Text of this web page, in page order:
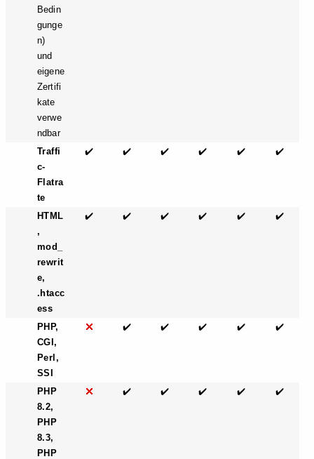
Bedin
gunge
n)
und
eigene
Zertifi
kate
verwe
ndbar
Traffi
c-
Flatra
te
✔️ ✔️ ✔️ ✔️ ✔️ ✔️
HTML
,
mod_
rewrit
e,
.htacc
ess
✔️ ✔️ ✔️ ✔️ ✔️ ✔️
PHP,
CGI,
Perl,
SSI
✔️ ✔️ ✔️ ✔️ ✔️
PHP
8.2,
PHP
8.3,
PHP
✔️ ✔️ ✔️ ✔️ ✔️